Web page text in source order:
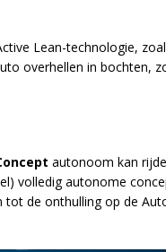
Lean-technologie,
overhellen in bochten,
autonoom kan
volledig autonome
de onthulling op de